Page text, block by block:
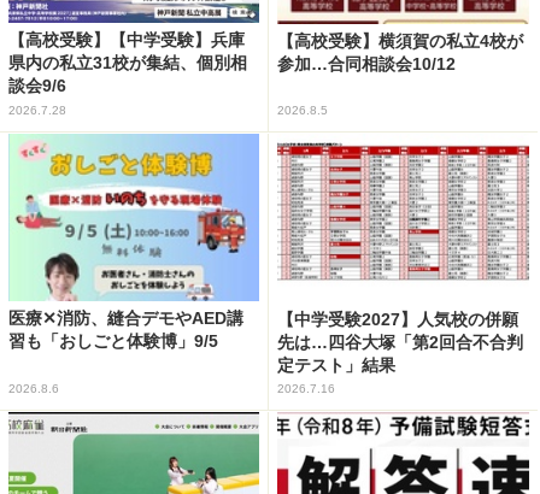
【高校受験】【中学受験】兵庫
県内の私立31校が集結、個別相
談会9/6
2026.7.28
【高校受験】横須賀の私立4校が
参加…合同相談会10/12
2026.8.5
医療✕消防、縫合デモやAED講
習も「おしごと体験博」9/5
2026.8.6
【中学受験2027】人気校の併願
先は…四谷大塚「第2回合不合判
定テスト」結果
2026.7.16